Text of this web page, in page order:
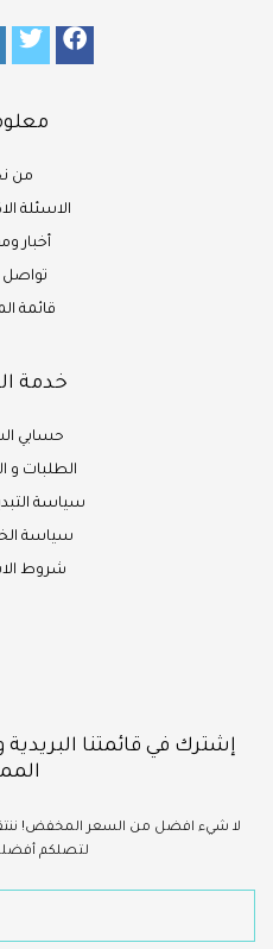
من
الاسئلة
أخبار
تواصل
قائمة
خدمة
حسابي
الطلبات و
سياسة
سياسة
شروط
إشترك في قائمتنا
لا شيء افضل من السعر المخفض!
لتصلكم